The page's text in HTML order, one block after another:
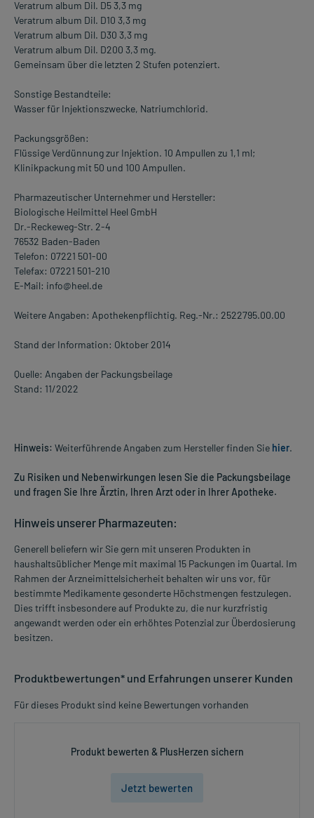
Veratrum album Dil. D5 3,3 mg
Veratrum album Dil. D10 3,3 mg
Veratrum album Dil. D30 3,3 mg
Veratrum album Dil. D200 3,3 mg.
Gemeinsam über die letzten 2 Stufen potenziert.
Sonstige Bestandteile:
Wasser für Injektionszwecke, Natriumchlorid.
Packungsgrößen:
Flüssige Verdünnung zur Injektion. 10 Ampullen zu 1,1 ml;
Klinikpackung mit 50 und 100 Ampullen.
Pharmazeutischer Unternehmer und Hersteller:
Biologische Heilmittel Heel GmbH
Dr.-Reckeweg-Str. 2-4
76532 Baden-Baden
Telefon: 07221 501-00
Telefax: 07221 501-210
E-Mail: info@heel.de
Weitere Angaben: Apothekenpflichtig. Reg.-Nr.: 2522795.00.00
Stand der Information: Oktober 2014
Quelle: Angaben der Packungsbeilage
Stand: 11/2022
Hinweis: Weiterführende Angaben zum Hersteller finden Sie hier.
Zu Risiken und Nebenwirkungen lesen Sie die Packungsbeilage
und fragen Sie Ihre Ärztin, Ihren Arzt oder in Ihrer Apotheke.
Hinweis unserer Pharmazeuten:
Generell beliefern wir Sie gern mit unseren Produkten in
haushaltsüblicher Menge mit maximal 15 Packungen im Quartal. Im
Rahmen der Arzneimittelsicherheit behalten wir uns vor, für
bestimmte Medikamente gesonderte Höchstmengen festzulegen.
Dies trifft insbesondere auf Produkte zu, die nur kurzfristig
angewandt werden oder ein erhöhtes Potenzial zur Überdosierung
besitzen.
Produktbewertungen* und Erfahrungen unserer Kunden
Für dieses Produkt sind keine Bewertungen vorhanden
Produkt bewerten & PlusHerzen sichern
Jetzt bewerten